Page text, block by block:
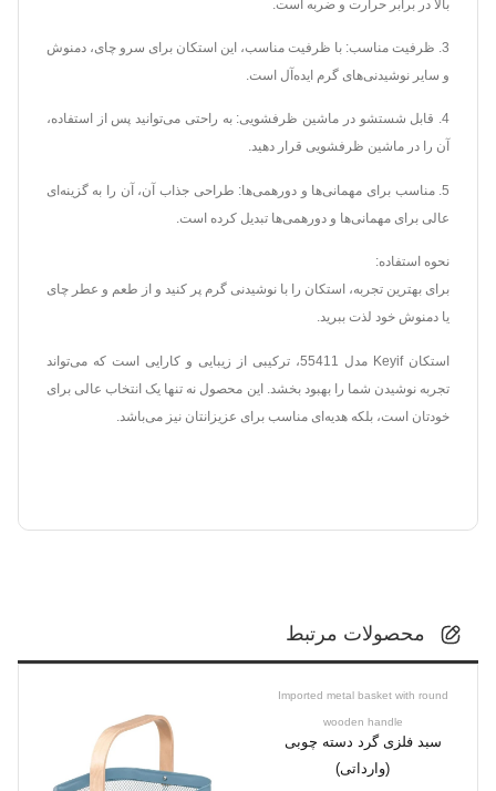
بالا در برابر حرارت و ضربه است.
3. ظرفیت مناسب: با ظرفیت مناسب، این استکان برای سرو چای، دمنوش
و سایر نوشیدنی‌های گرم ایده‌آل است.
4. قابل شستشو در ماشین ظرفشویی: به راحتی می‌توانید پس از استفاده،
آن را در ماشین ظرفشویی قرار دهید.
5. مناسب برای مهمانی‌ها و دورهمی‌ها: طراحی جذاب آن، آن را به گزینه‌ای
عالی برای مهمانی‌ها و دورهمی‌ها تبدیل کرده است.
نحوه استفاده:
برای بهترین تجربه، استکان را با نوشیدنی گرم پر کنید و از طعم و عطر چای
یا دمنوش خود لذت ببرید.
استکان Keyif مدل 55411، ترکیبی از زیبایی و کارایی است که می‌تواند
تجربه نوشیدن شما را بهبود بخشد. این محصول نه تنها یک انتخاب عالی برای
خودتان است، بلکه هدیه‌ای مناسب برای عزیزانتان نیز می‌باشد.
محصولات مرتبط
Imported metal basket with round
wooden handle
سبد فلزی گرد دسته چوبی
(وارداتی)